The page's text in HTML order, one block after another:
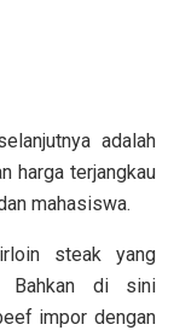
adalah
harga terjangkau
mahasiswa.
steak yang
Bahkan di sini
impor dengan